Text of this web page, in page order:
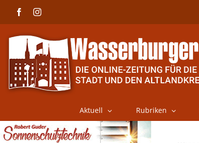
FacebookInstagram
Aktuell Rubriken